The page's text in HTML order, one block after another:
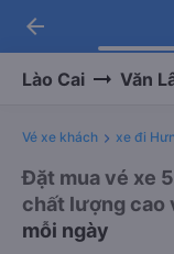
-
arrow_back
Lào Cai Văn
Vé xe khách xe đi
Đặt mua vé xe
chất lượng cao
mỗi ngày